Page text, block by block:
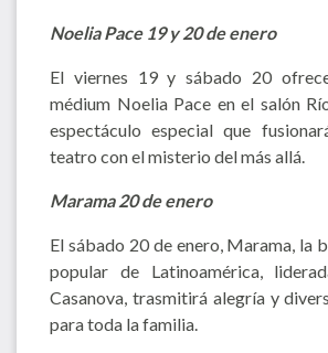
Noelia Pace 19 y 20 de enero
El viernes 19 y sábado 20
médium Noelia Pace en el salón
espectáculo especial que
teatro con el misterio del más allá.
Marama 20 de enero
El sábado 20 de enero, Marama, la
popular de Latinoamérica,
Casanova, trasmitirá alegría y
para toda la familia.